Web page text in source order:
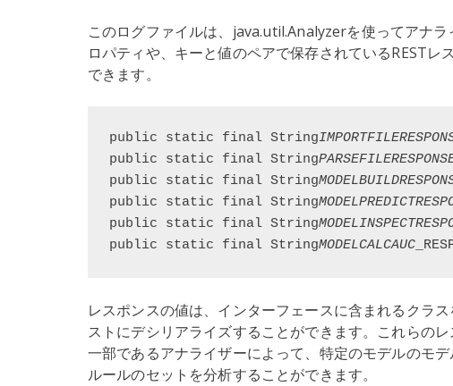
このログファイルは、java.util.Analyzerを使ってアナ
ロパティや、キーと値のペアで保存されているRESTレ
できます。
public static final String
public static final String
public static final String
public static final String
public static final String
public static final StringMODELCALCAUC
レスポンスの値は、インターフェースに含まれるクラ
ストにデシリアライズすることができます。これらの
一部であるアナライザーによって、特定のモデルのモ
ルールのセットを分析することができます。